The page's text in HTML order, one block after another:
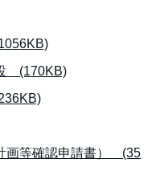
(170KB)
画等確認申請書） (35